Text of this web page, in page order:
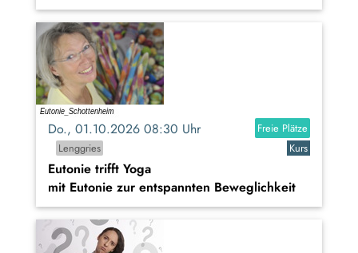
Do., 01.10.2026 08:30 Uhr
Freie Plätze
Lenggries
Kurs
Eutonie trifft Yoga
mit Eutonie zur entspannten Beweglichkeit